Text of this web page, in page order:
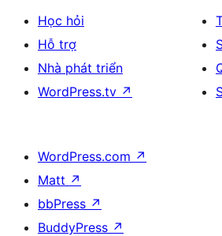
Học hỏi
Hỗ trợ
Nhà phát triển
WordPress.tv ↗
WordPress.com ↗
Matt ↗
bbPress ↗
BuddyPress ↗